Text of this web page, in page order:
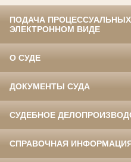
ПОДАЧА
ЭЛЕКТРОННОМ ВИДЕ
О СУДЕ
ДОКУМЕНТЫ СУДА
СУДЕБНОЕ
СПРАВОЧНАЯ